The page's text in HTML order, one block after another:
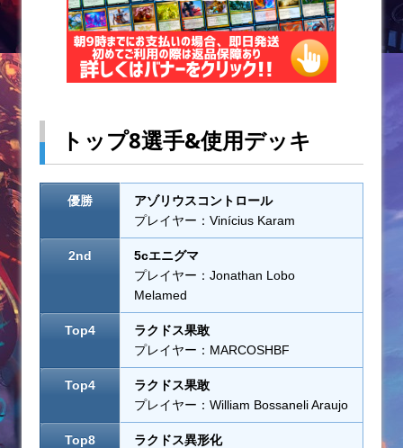
トップ8選手&使用デッキ
優勝
アゾリウスコントロール
プレイヤー：Vinícius Karam
2nd
5cエニグマ
プレイヤー：Jonathan Lobo
Melamed
Top4
ラクドス果敢
プレイヤー：MARCOSHBF
Top4
ラクドス果敢
プレイヤー：William Bossaneli Araujo
Top8
ラクドス異形化